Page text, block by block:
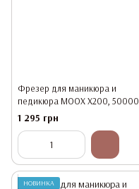
Фрезер для маникюра и
педикюра MOOX X200, 50000
об/мин, 70W, Розовый
1 295 грн
НОВИНКА